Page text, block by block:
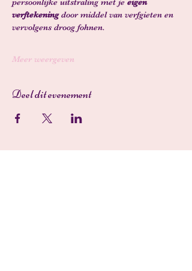
verftekening door middel van verfgieten en
vervolgens droog fohnen.
Meer weergeven
Deel dit evenement